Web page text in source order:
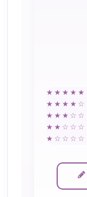
★★★★★
★★★★☆
★★★☆☆
★★☆☆☆
★☆☆☆☆